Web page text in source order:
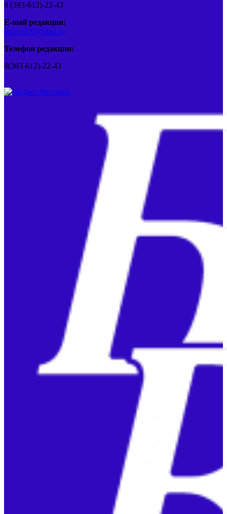
8 (383-612)-22-43
E-mail редакции:
barvest20@mail.ru
Телефон редакции:
8(383-612)-22-43